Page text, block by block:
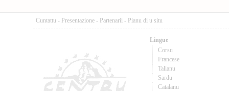
Cuntattu - Presentazione - Partenarii - Pianu di u situ
Lingue
Corsu
Francese
Talianu
Sardu
Catalanu